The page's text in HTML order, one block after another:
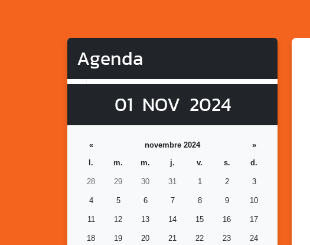
Agenda
01 NOV 2024
« novembre 2024
»
l.
m. m. j. v. s. d.
28 29 30 31 1 2 3
4 5 6 7 8 9 10
11 12 13 14 15 16 17
18 19 20 21 22 23 24